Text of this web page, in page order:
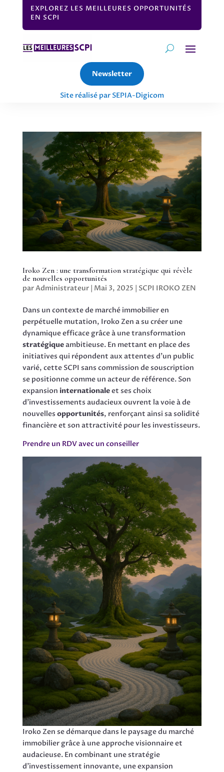
EXPLOREZ LES MEILLEURES OPPORTUNITÉS
EN SCPI
Newsletter
Site réalisé par SEPIA-Digicom
Iroko Zen : une transformation stratégique qui révèle
de nouvelles opportunités
parAdministrateur| Mai 3, 2025 | SCPI IROKO ZEN
Dans un contexte de marché immobilier en
perpétuelle mutation, Iroko Zen a su créer une
dynamique efficace grâce à une transformation
stratégiqueambitieuse. En mettant en place des
initiatives qui répondent aux attentes d’un public
varié, cette SCPI sans commission de souscription
se positionne comme un acteur de référence. Son
expansion internationaleet ses choix
d’investissements audacieux ouvrent la voie à de
nouvelles opportunités, renforçant ainsi sa solidité
financière et son attractivité pour les investisseurs.
Prendre un RDV avec un conseiller
Iroko Zen se démarque dans le paysage du marché
immobilier grâce à une approche visionnaire et
audacieuse. En combinant une stratégie
d’investissement innovante, une expansion